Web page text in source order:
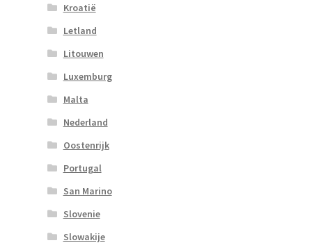
Kroatië
Letland
Litouwen
Luxemburg
Malta
Nederland
Oostenrijk
Portugal
San Marino
Slovenie
Slowakije